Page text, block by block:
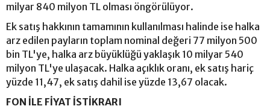
milyar 840 milyon TL olması öngörülüyor.
Ek satış hakkının tamamının kullanılması halinde ise halka
arz edilen payların toplam nominal değeri 77 milyon 500
bin TL'ye, halka arz büyüklüğü yaklaşık 10 milyar 540
milyon TL'ye ulaşacak. Halka açıklık oranı, ek satış hariç
yüzde 11,47, ek satış dahil ise yüzde 13,67 olacak.
FON İLE FİYAT İSTİKRARI